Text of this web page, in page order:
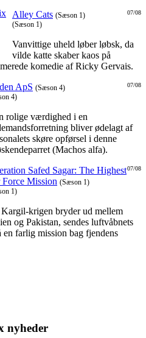
07/08
Alley Cats (Sæson 1)
(Sæson 1)
Vanvittige uheld løber løbsk, da
vilde katte skaber kaos på
komedie af Ricky Gervais.
07/08
ApS (Sæson 4)
4)
rolige værdighed i en
bliver ødelagt af
skøre opførsel i denne
(Machos alfa).
07/08
Safed Sagar: The Highest
Mission (Sæson 1)
1)
krigen bryder ud mellem
og Pakistan, sendes luftvåbnets
farlig mission bag fjendens
nyheder